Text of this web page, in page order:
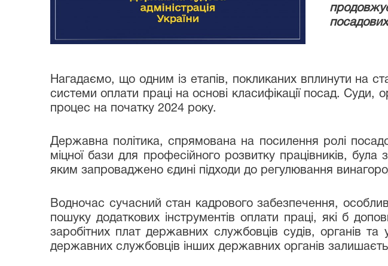
Нагадаємо, що одним із етапів, покликаних вплинути на
системи оплати праці на основі класифікації посад.
процес на початку 2024 року.
Державна політика, спрямована на посилення ролі
міцної бази для професійного розвитку працівників,
яким запроваджено єдині підходи до регулювання
Водночас сучасний стан кадрового забезпечення,
пошуку додаткових інструментів оплати праці, які б
заробітних плат державних службовців судів, органів
державних службовців інших державних органів